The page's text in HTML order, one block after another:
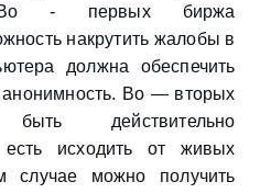
Во - первых биржа
накрутить жалобы в
должна обеспечить
Во — вторых
действительно
исходить от живых
случае можно получить